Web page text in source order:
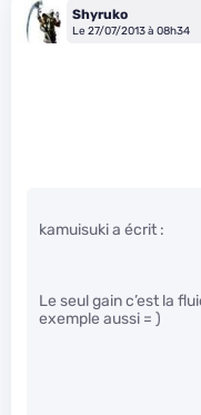
Shyruko
Le 27/07/2013 à 08h34
kamuisuki a écrit :
Le seul gain c’est la
exemple aussi = )